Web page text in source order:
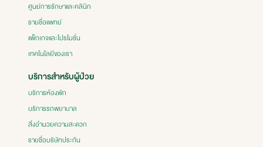
ศูนย์การรักษาและคลินิก
รายชื่อแพทย์
แพ็กเกจและโปรโมชั่น
เทคโนโลยีของเรา
บริการสำหรับผู้ป่วย
บริการห้องพัก
บริการรถพยาบาล
สิ่งอำนวยความสะดวก
รายชื่อบริษัทประกัน